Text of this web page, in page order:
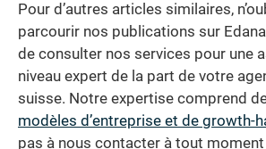
Pour d’autres articles similaires,
parcourir nos publications sur
de consulter nos services pour une
niveau expert de la part de votre
suisse. Notre expertise comprend
modèles d’entreprise et de growth-
pas à nous contacter à tout moment